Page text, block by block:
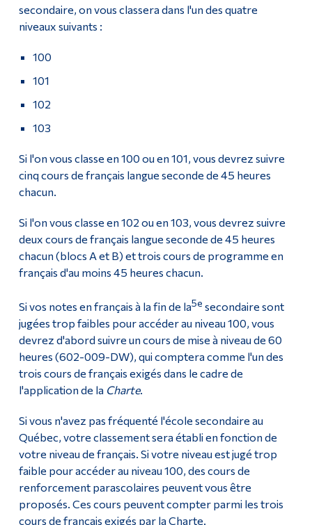
secondaire, on vous classera dans l'un des quatre
niveaux suivants :
100
101
102
103
Si l'on vous classe en 100 ou en 101, vous devrez suivre
cinq cours de français langue seconde de 45 heures
chacun.
Si l'on vous classe en 102 ou en 103, vous devrez suivre
deux cours de français langue seconde de 45 heures
chacun (blocs A et B) et trois cours de programme en
français d'au moins 45 heures chacun.
Si vos notes en français à la fin de la5e secondaire sont
jugées trop faibles pour accéder au niveau 100, vous
devrez d'abord suivre un cours de mise à niveau de 60
heures (602-009-DW), qui comptera comme l'un des
trois cours de français exigés dans le cadre de
l'application de la Charte.
Si vous n'avez pas fréquenté l'école secondaire au
Québec, votre classement sera établi en fonction de
votre niveau de français. Si votre niveau est jugé trop
faible pour accéder au niveau 100, des cours de
renforcement parascolaires peuvent vous être
proposés. Ces cours peuvent compter parmi les trois
cours de français exigés par la Charte.